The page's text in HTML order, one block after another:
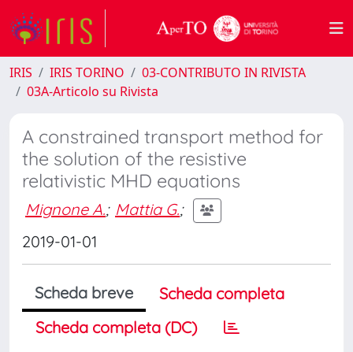
IRIS IRIS TORINO
03-CONTRIBUTO IN RIVISTA
03A-Articolo su Rivista
A constrained transport method for
the solution of the resistive
relativistic MHD equations
Mignone A.; Mattia G.;
2019-01-01
Scheda breve
Scheda completa
Scheda completa (DC)